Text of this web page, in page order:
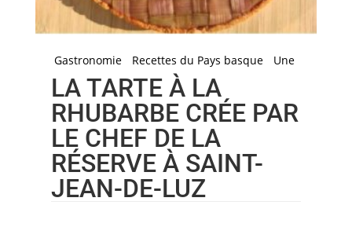
Gastronomie Recettes du Pays basque Une
LA TARTE À LA
RHUBARBE CRÉE PAR
LE CHEF DE LA
RÉSERVE À SAINT-
JEAN-DE-LUZ